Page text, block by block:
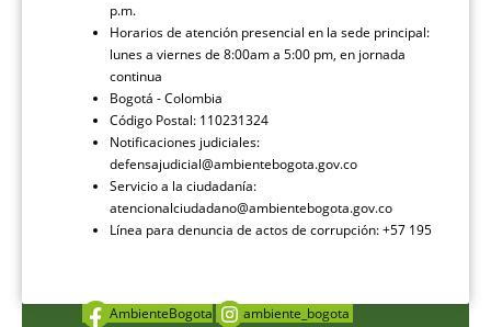
p.m.
Horarios de atención presencial en la sede principal:
lunes a viernes de 8:00am a 5:00 pm, en jornada
continua
Bogotá - Colombia
Código Postal: 110231324
Notificaciones judiciales:
defensajudicial@ambientebogota.gov.co
Servicio a la ciudadanía:
atencionalciudadano@ambientebogota.gov.co
Línea para denuncia de actos de corrupción: +57 195
AmbienteBogota ambiente_bogota